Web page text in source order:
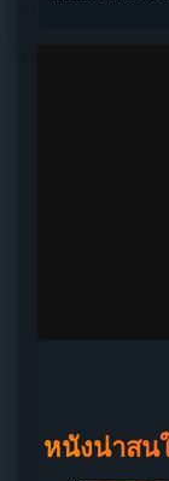
หนังน่าสน